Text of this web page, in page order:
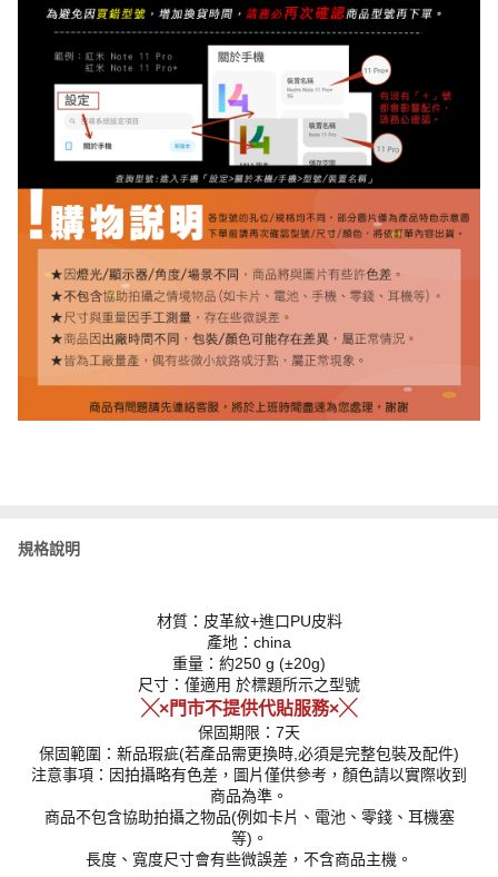
規格說明
材質：皮革紋+進口PU皮料
產地：china
重量：約250 g (±20g)
尺寸：僅適用 於標題所示之型號
╳×門市不提供代貼服務×╳
保固期限：7天
保固範圍：新品瑕疵(若產品需更換時,必須是完整包裝及配件)
注意事項：因拍攝略有色差，圖片僅供參考，顏色請以實際收到
商品為準。
商品不包含協助拍攝之物品(例如卡片、電池、零錢、耳機塞
等)。
長度、寬度尺寸會有些微誤差，不含商品主機。